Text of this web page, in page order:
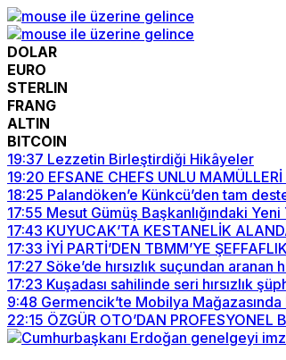
DOLAR
EURO
STERLIN
FRANG
ALTIN
BITCOIN
19:37 Lezzetin Birleştirdiği Hikâyeler
19:20 EFSANE CHEFS UNLU
18:25 Palandöken’e Künkcü’den tam
17:55 Mesut Gümüş Başkanlığındaki
17:43 KUYUCAK’TA KESTANELİK
17:33 İYİ PARTİ’DEN TBMM’YE
17:27 Söke’de hırsızlık suçundan aranan
17:23 Kuşadası sahilinde seri hırsızlık
9:48 Germencik’te Mobilya
22:15 ÖZGÜR OTO’DAN